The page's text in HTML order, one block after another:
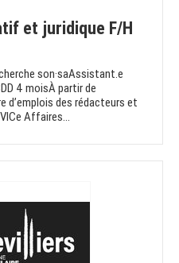
et juridique F/H
son·saAssistant.e
4 moisÀ partir de
d’emplois des rédacteurs et
Affaires...